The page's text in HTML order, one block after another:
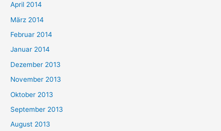
April 2014
März 2014
Februar 2014
Januar 2014
Dezember 2013
November 2013
Oktober 2013
September 2013
August 2013